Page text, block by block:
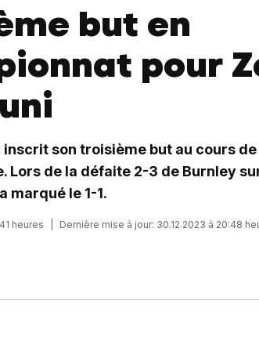
but en
pour
inscrit son troisième but au cours
Lors de la défaite 2-3 de Burnley
marqué le 1-1.
heures Dernière mise à jour: 30.12.2023 à 20:48